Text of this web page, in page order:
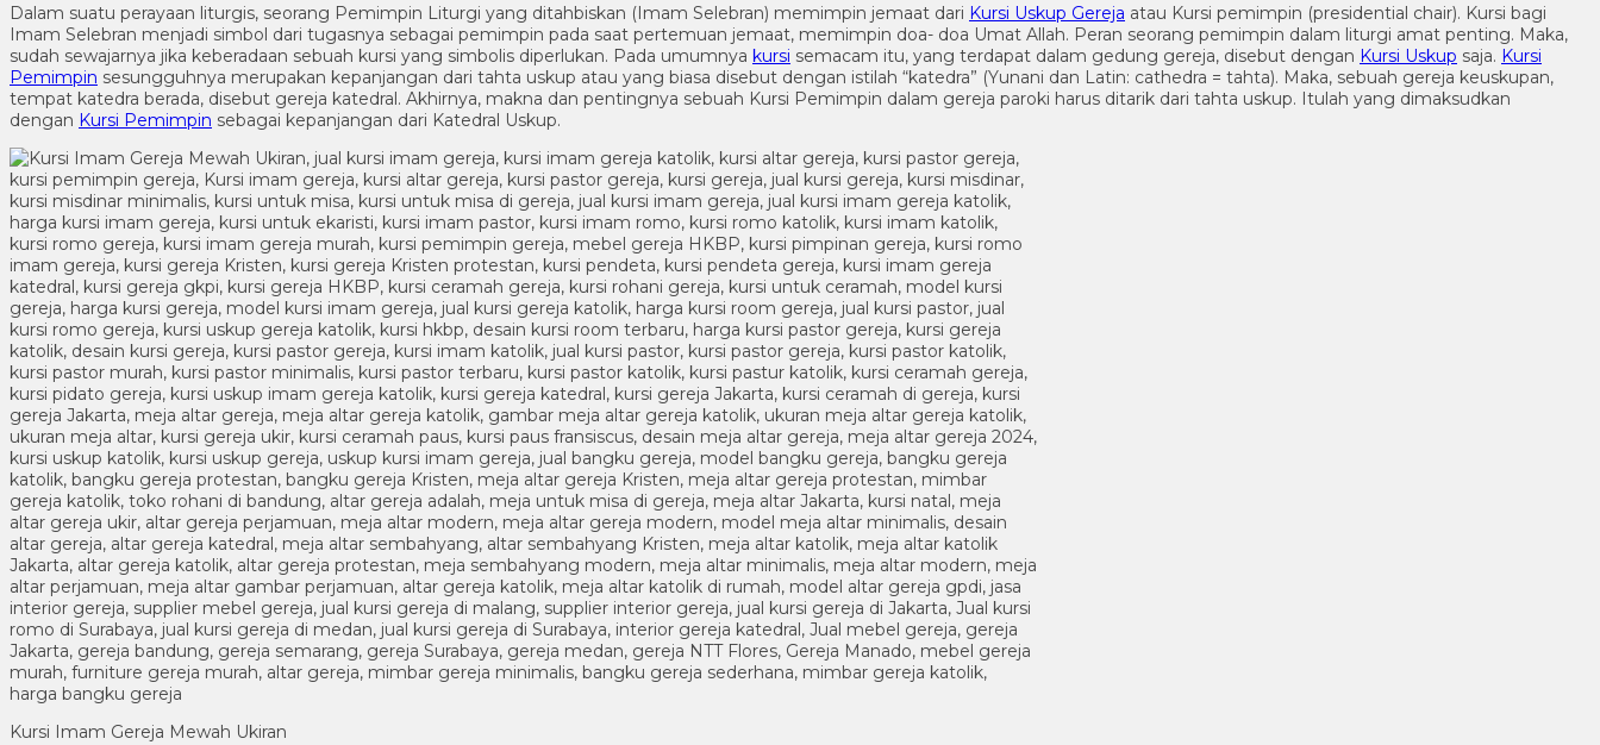
Dalam suatu perayaan liturgis, seorang Pemimpin Liturgi yang ditahbiskan (Imam Selebran) memimpin jemaat dari Kursi Uskup Gereja atau Kursi pemimpin (presidential chair). Kursi bagi
Imam Selebran menjadi simbol dari tugasnya sebagai pemimpin pada saat pertemuan jemaat, memimpin doa- doa Umat Allah. Peran seorang pemimpin dalam liturgi amat penting. Maka,
sudah sewajarnya jika keberadaan sebuah kursi yang simbolis diperlukan. Pada umumnya kursi semacam itu, yang terdapat dalam gedung gereja, disebut dengan Kursi Uskup saja. Kursi
Pemimpin sesungguhnya merupakan kepanjangan dari tahta uskup atau yang biasa disebut dengan istilah “katedra” (Yunani dan Latin: cathedra = tahta). Maka, sebuah gereja keuskupan,
tempat katedra berada, disebut gereja katedral. Akhirnya, makna dan pentingnya sebuah Kursi Pemimpin dalam gereja paroki harus ditarik dari tahta uskup. Itulah yang dimaksudkan
dengan Kursi Pemimpin sebagai kepanjangan dari Katedral Uskup.
Kursi Imam Gereja Mewah Ukiran